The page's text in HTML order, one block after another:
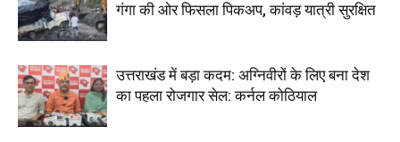
गंगा की ओर फिसला पिकअप, कांवड़ यात्री सुरक्षित
उत्तराखंड में बड़ा कदम: अग्निवीरों के लिए बना देश
का पहला रोजगार सेल: कर्नल कोठियाल